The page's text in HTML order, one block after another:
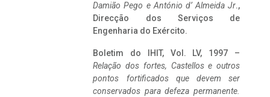
Damião Pego e António d’ Almeida Jr.,
Direcção dos Serviços de
Engenharia do Exército.
Boletim do IHIT, Vol. LV, 1997 –
Relação dos fortes, Castellos e outros
pontos fortificados que devem ser
conservados para defeza permanente.